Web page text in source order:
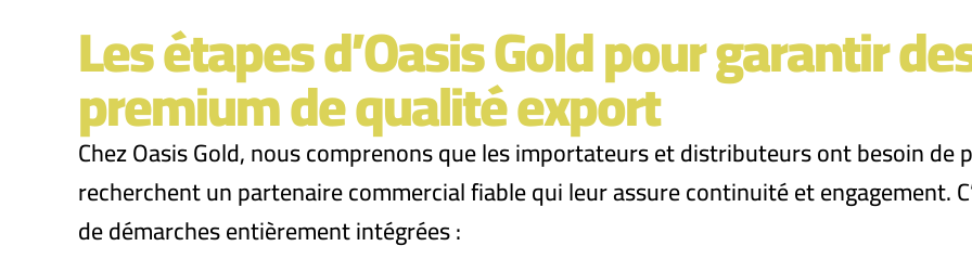
Les étapes d’Oasis Gold pour garantir
premium de qualité export
Chez Oasis Gold, nous comprenons que les importateurs et distributeurs ont besoin de
recherchent un partenaire commercial fiable qui leur assure continuité et engagement.
de démarches entièrement intégrées :